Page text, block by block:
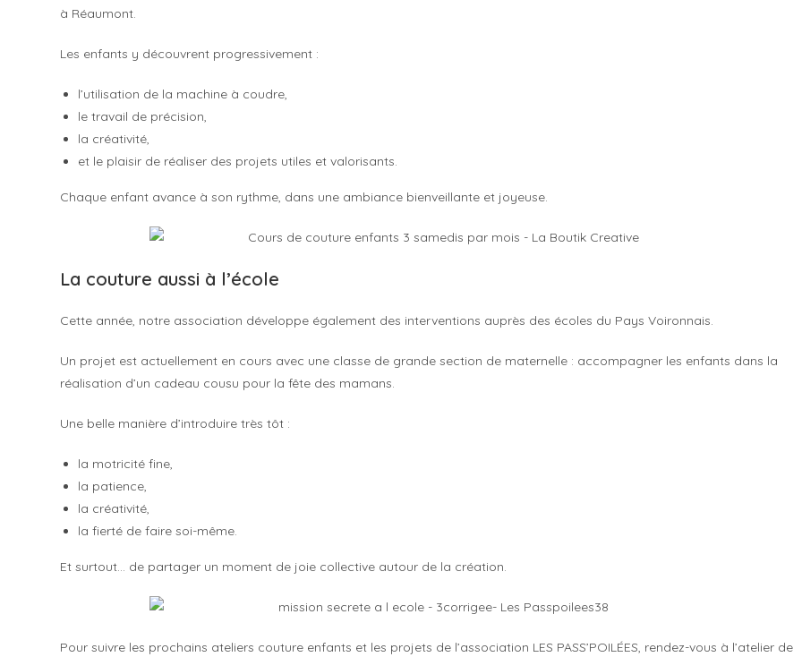
à Réaumont.
Les enfants y découvrent progressivement :
l’utilisation de la machine à coudre,
le travail de précision,
la créativité,
et le plaisir de réaliser des projets utiles et valorisants.
Chaque enfant avance à son rythme, dans une ambiance bienveillante et joyeuse.
La couture aussi à l’école
Cette année, notre association développe également des interventions auprès des écoles du Pays Voironnais.
Un projet est actuellement en cours avec une classe de grande section de maternelle : accompagner les enfants dans la
réalisation d’un cadeau cousu pour la fête des mamans.
Une belle manière d’introduire très tôt :
la motricité fine,
la patience,
la créativité,
la fierté de faire soi-même.
Et surtout… de partager un moment de joie collective autour de la création.
Pour suivre les prochains ateliers couture enfants et les projets de l’association LES PASS’POILÉES, rendez-vous à l’atelier de